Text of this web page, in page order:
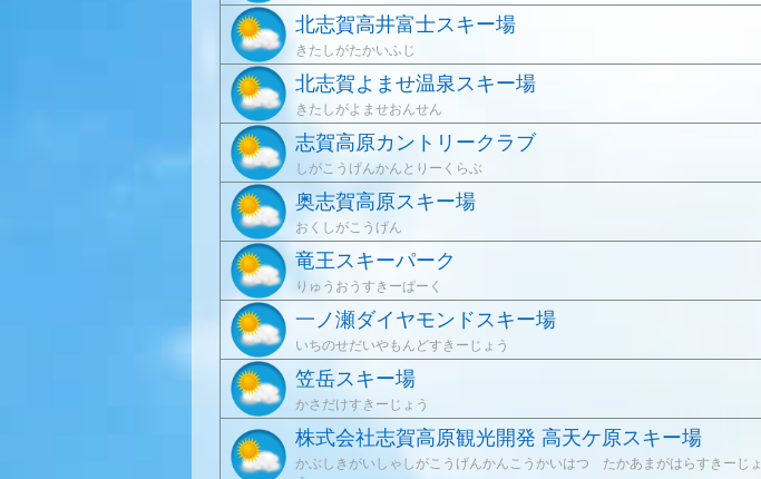
北志賀高井富士スキー場
きたしがたかいふじ
北志賀よませ温泉スキー場
きたしがよませおんせん
志賀高原カントリークラブ
しがこうげんかんとりーくらぶ
奥志賀高原スキー場
おくしがこうげん
竜王スキーパーク
りゅうおうすきーぱーく
一ノ瀬ダイヤモンドスキー場
いちのせだいやもんどすきーじょう
笠岳スキー場
かさだけすきーじょう
株式会社志賀高原観光開発 高天ケ原スキー場
かぶしきがいしゃしがこうげんかんこうかいはつ たかあまがはらすきーじょ